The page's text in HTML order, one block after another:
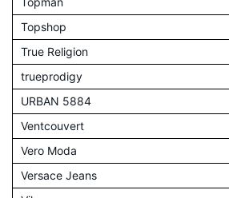
Topshop
True Religion
trueprodigy
URBAN 5884
Ventcouvert
Vero Moda
Versace Jeans